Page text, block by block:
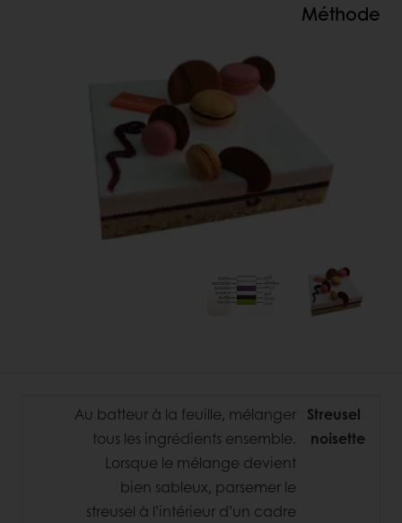
Méthode
Streusel
noisette
Au batteur à la feuille, mélanger
tous les ingrédients ensemble.
Lorsque le mélange devient
bien sableux, parsemer le
streusel à l’intérieur d’un cadre